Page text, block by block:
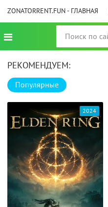
ZONATORRENT.FUN - ГЛАВНАЯ
РЕКОМЕНДУЕМ:
Популярные
2024